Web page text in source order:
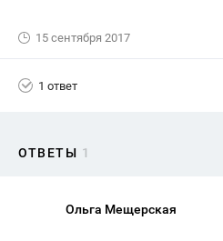
15 сентября 2017
1 ответ
ОТВЕТЫ 1
Ольга Мещерская